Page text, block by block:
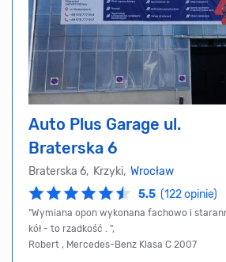
Auto Plus Garage ul.
Braterska 6
Braterska 6, Krzyki, Wrocław
5.5 (122 opinie)
"Wymiana opon wykonana fachowo i
kół - to rzadkość . ",
Robert , Mercedes-Benz Klasa C 2007